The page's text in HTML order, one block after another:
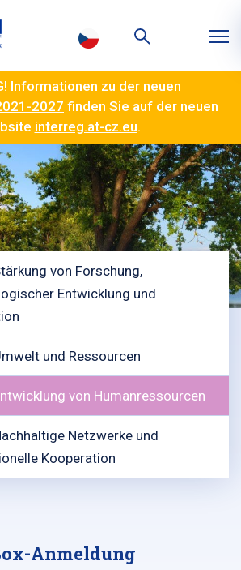
Informationen zu der neuen
2027 finden Sie auf der neuen
interreg.at-cz.eu.
von Forschung,
Entwicklung und
und Ressourcen
von Humanressourcen
Netzwerke und
Kooperation
Anmeldung